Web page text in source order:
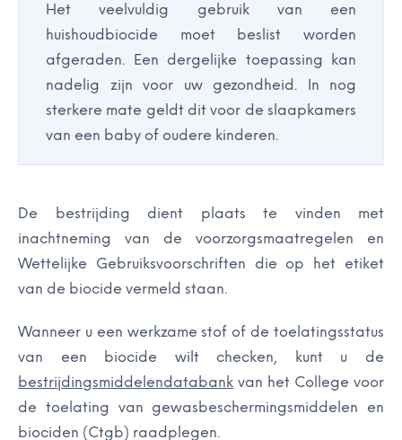
Het veelvuldig gebruik van een
huishoudbiocide moet beslist worden
afgeraden. Een dergelijke toepassing kan
nadelig zijn voor uw gezondheid. In nog
sterkere mate geldt dit voor de slaapkamers
van een baby of oudere kinderen.
De bestrijding dient plaats te vinden met
inachtneming van de voorzorgsmaatregelen en
Wettelijke Gebruiksvoorschriften die op het etiket
van de biocide vermeld staan.
Wanneer u een werkzame stof of de toelatingsstatus
van een biocide wilt checken, kunt u de
bestrijdingsmiddelendatabank van het College voor
de toelating van gewasbeschermingsmiddelen en
biociden (Ctgb) raadplegen.